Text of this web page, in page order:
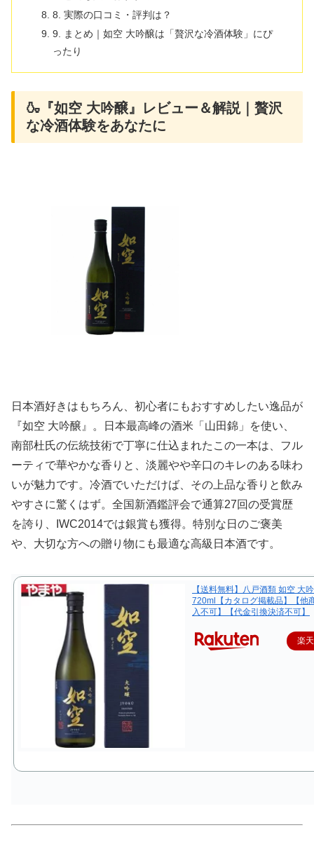
8. 実際の口コミ・評判は？
9. まとめ｜如空 大吟醸は「贅沢な冷酒体験」にぴ
ったり
🍶『如空 大吟醸』レビュー＆解説｜贅沢
な冷酒体験をあなたに
日本酒好きはもちろん、初心者にもおすすめしたい逸品が
『如空 大吟醸』。日本最高峰の酒米「山田錦」を使い、
南部杜氏の伝統技術で丁寧に仕込まれたこの一本は、フル
ーティで華やかな香りと、淡麗やや辛口のキレのある味わ
いが魅力です。冷酒でいただけば、その上品な香りと飲み
やすさに驚くはず。全国新酒鑑評会で通算27回の受賞歴
を誇り、IWC2014では銀賞も獲得。特別な日のご褒美
や、大切な方への贈り物にも最適な高級日本酒です。
【送料無料】八戸酒類 如空 大
720ml【カタログ掲載品】【他
入不可】【代金引換決済不可】
楽